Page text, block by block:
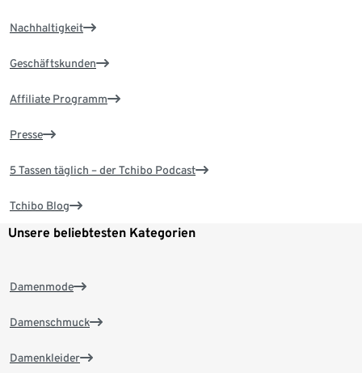
Nachhaltigkeit
Geschäftskunden
Affiliate Programm
Presse
5 Tassen täglich – der Tchibo Podcast
Tchibo Blog
Unsere beliebtesten Kategorien
Damenmode
Damenschmuck
Damenkleider